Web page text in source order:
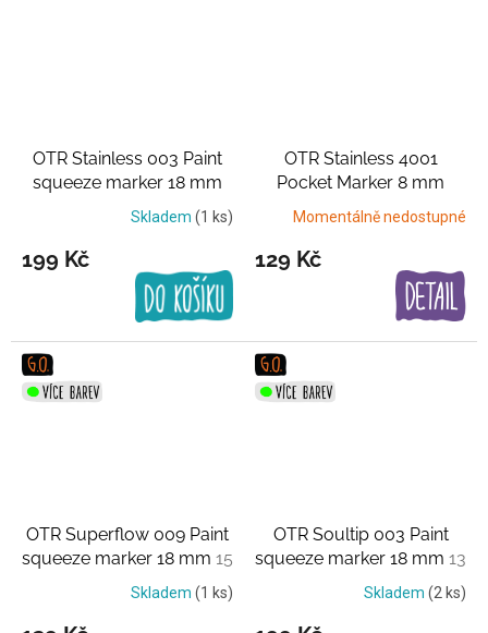
OTR Stainless 003 Paint
squeeze marker 18 mm
Černo-stříbrný
Skladem (1 ks)
199 Kč
OTR Stainless 4001
Pocket Marker 8 mm
Černo-stříbrný
Momentálně nedostupné
129 Kč
OTR Superflow 009 Paint
squeeze marker 18 mm 15
barevSkladem (1 ks)
OTR Soultip 003 Paint
squeeze marker 18 mm 13
barevSkladem (2 ks)